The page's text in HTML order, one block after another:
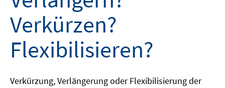
Verkürzen?
Flexibilisieren?
Verkürzung, Verlängerung oder Flexibilisierung der